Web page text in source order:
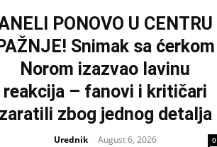
PONOVO U CENTRU
Snimak sa ćerkom
Norom izazvao lavinu
reakcija – fanovi i kritičari
zbog jednog detalja
Urednik - August 6, 2026 0